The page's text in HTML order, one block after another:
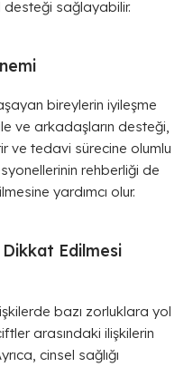
desteği sağlayabilir.
bireylerin iyileşme
ve arkadaşların desteği,
ve tedavi sürecine olumlu
rehberliği de
yardımcı olur.
Edilmesi
bazı zorluklara yol
arasındaki ilişkilerin
cinsel sağlığı